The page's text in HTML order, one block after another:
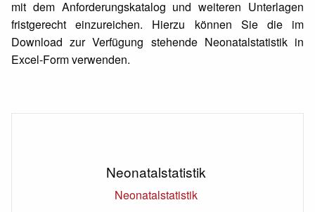
mit dem Anforderungskatalog und weiteren Unterlagen
fristgerecht einzureichen. Hierzu können Sie die im
Download zur Verfügung stehende Neonatalstatistik in
Excel-Form verwenden.
Neonatalstatistik
Neonatalstatistik